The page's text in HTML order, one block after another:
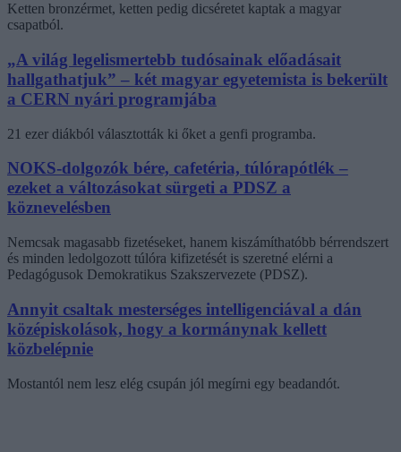
Ketten bronzérmet, ketten pedig dicséretet kaptak a magyar
csapatból.
„A világ legelismertebb tudósainak előadásait
hallgathatjuk” – két magyar egyetemista is bekerült
a CERN nyári programjába
21 ezer diákból választották ki őket a genfi programba.
NOKS-dolgozók bére, cafetéria, túlórapótlék –
ezeket a változásokat sürgeti a PDSZ a
köznevelésben
Nemcsak magasabb fizetéseket, hanem kiszámíthatóbb bérrendszert
és minden ledolgozott túlóra kifizetését is szeretné elérni a
Pedagógusok Demokratikus Szakszervezete (PDSZ).
Annyit csaltak mesterséges intelligenciával a dán
középiskolások, hogy a kormánynak kellett
közbelépnie
Mostantól nem lesz elég csupán jól megírni egy beadandót.